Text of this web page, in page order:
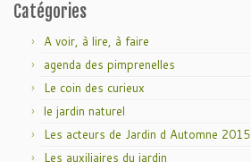
Catégories
A voir, à lire, à faire
agenda des pimprenelles
Le coin des curieux
le jardin naturel
Les acteurs de Jardin d Automne 2015
Les auxiliaires du jardin